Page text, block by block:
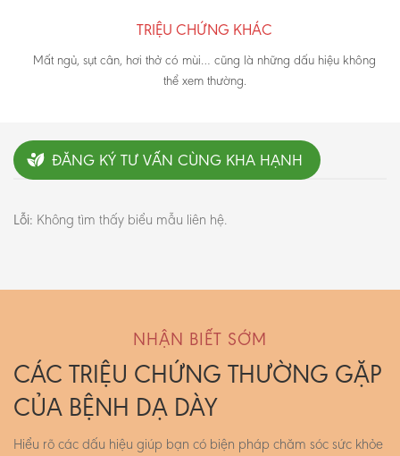
TRIỆU CHỨNG KHÁC
Mất ngủ, sụt cân, hơi thở có mùi… cũng là những dấu hiệu không
thể xem thường.
ĐĂNG KÝ TƯ VẤN CÙNG KHA HẠNH
Lỗi: Không tìm thấy biểu mẫu liên hệ.
NHẬN BIẾT SỚM
CÁC TRIỆU CHỨNG THƯỜNG GẶP
CỦA BỆNH DẠ DÀY
Hiểu rõ các dấu hiệu giúp bạn có biện pháp chăm sóc sức khỏe